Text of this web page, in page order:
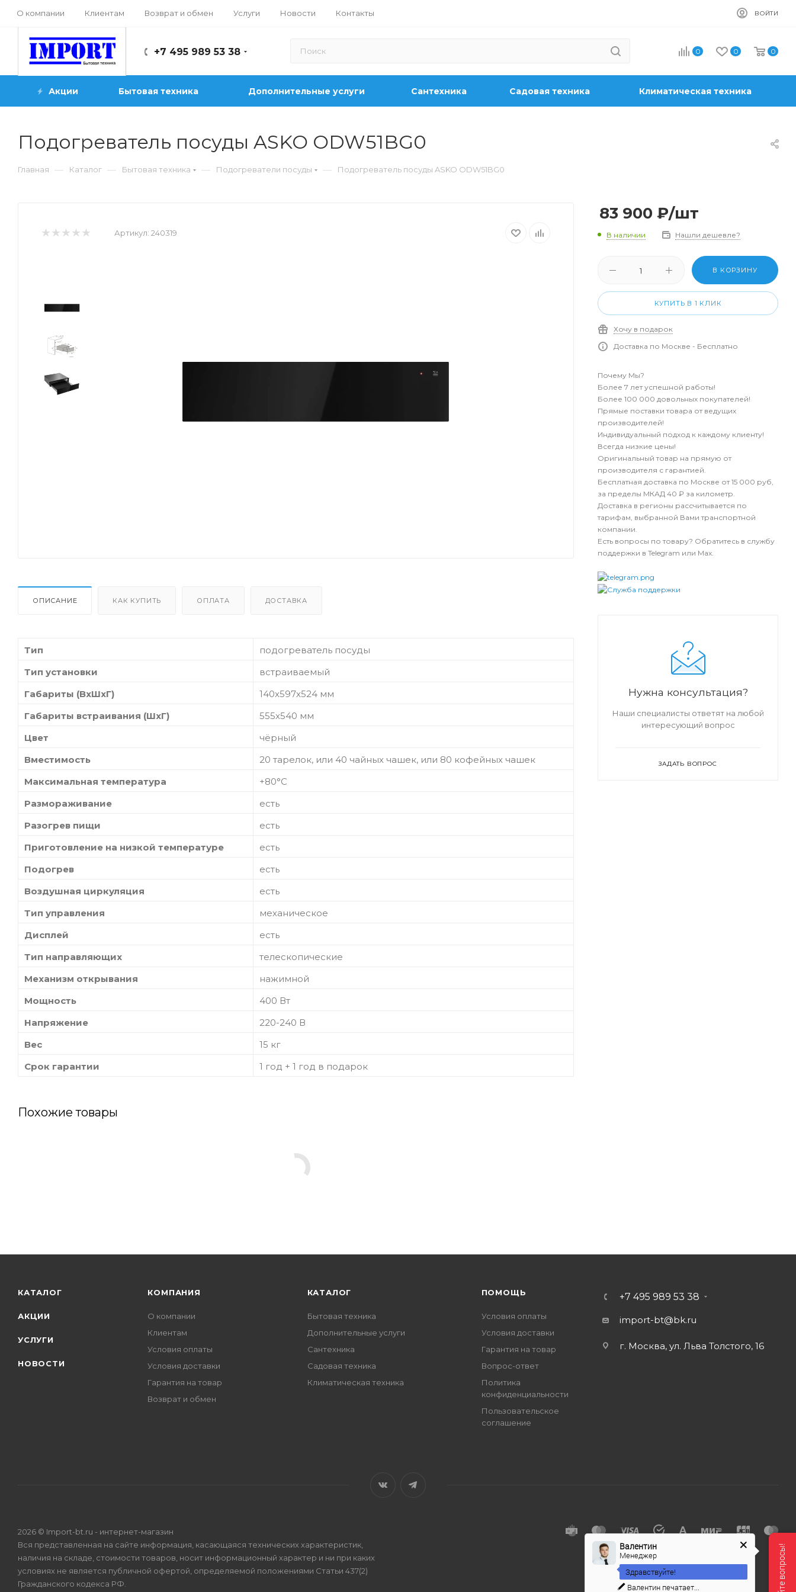
О компании Клиентам Возврат и обмен Услуги Новости Контакты ВОЙТИ
+7 495 989 53 38 0 0 0
Акции Бытовая техника Дополнительные услуги Сантехника Садовая техника Климатическая техника
Подогреватель посуды ASKO ODW51BG0
Главная — Каталог — Бытовая техника — Подогреватели посуды — Подогреватель посуды ASKO ODW51BG0
Артикул: 240319
ОПИСАНИЕ КАК КУПИТЬ ОПЛАТА ДОСТАВКА
Тип
подогреватель посуды
Тип установки
встраиваемый
Габариты (ВхШхГ)
140х597х524 мм
Габариты встраивания (ШхГ)
555х540 мм
Цвет
чёрный
Вместимость
20 тарелок, или 40 чайных чашек, или 80 кофейных чашек
Максимальная температура
+80°C
Размораживание
есть
Разогрев пищи
есть
Приготовление на низкой температуре
есть
Подогрев
есть
Воздушная циркуляция
есть
Тип управления
механическое
Дисплей
есть
Тип направляющих
телескопические
Механизм открывания
нажимной
Мощность
400 Вт
Напряжение
220-240 В
Вес
15 кг
Срок гарантии
1 год + 1 год в подарок
Похожие товары
83 900 ₽/шт
В наличии Нашли дешевле?
В КОРЗИНУ
КУПИТЬ В 1 КЛИК
Хочу в подарок
Доставка по Москве - Бесплатно
Почему Мы?
Более 7 лет успешной работы!
Более 100 000 довольных покупателей!
Прямые поставки товара от ведущих
производителей!
Индивидуальный подход к каждому клиенту!
Всегда низкие цены!
Оригинальный товар на прямую от
производителя с гарантией.
Бесплатная доставка по Москве от 15 000 руб,
за пределы МКАД 40 ₽ за километр.
Доставка в регионы рассчитывается по
тарифам, выбранной Вами транспортной
компании.
Есть вопросы по товару? Обратитесь в службу
поддержки в Telegram или Max.
Нужна консультация?
Наши специалисты ответят на любой
интересующий вопрос
ЗАДАТЬ ВОПРОС
КАТАЛОГ
АКЦИИ
УСЛУГИ
НОВОСТИ
КОМПАНИЯ
О компании
Клиентам
Условия оплаты
Условия доставки
Гарантия на товар
Возврат и обмен
КАТАЛОГ
Бытовая техника
Дополнительные услуги
Сантехника
Садовая техника
Климатическая техника
ПОМОЩЬ
Условия оплаты
Условия доставки
Гарантия на товар
Вопрос-ответ
Политика
конфиденциальности
Пользовательское
соглашение
+7 495 989 53 38
import-bt@bk.ru
г. Москва, ул. Льва Толстого, 16
2026 © Import-bt.ru - интернет-магазин
Вся представленная на сайте информация, касающаяся технических характеристик,
наличия на складе, стоимости товаров, носит информационный характер и ни при каких
условиях не является публичной офертой, определяемой положениями Статьи 437(2)
Гражданского кодекса РФ.
Валентин
Менеджер
Здравствуйте!
Валентин печатает...